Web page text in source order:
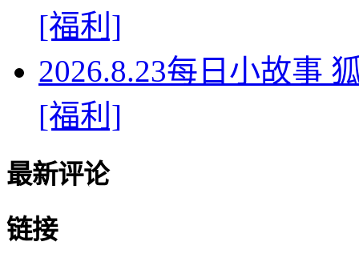
[福利]
2026.8.23每日小故事
[福利]
最新评论
链接